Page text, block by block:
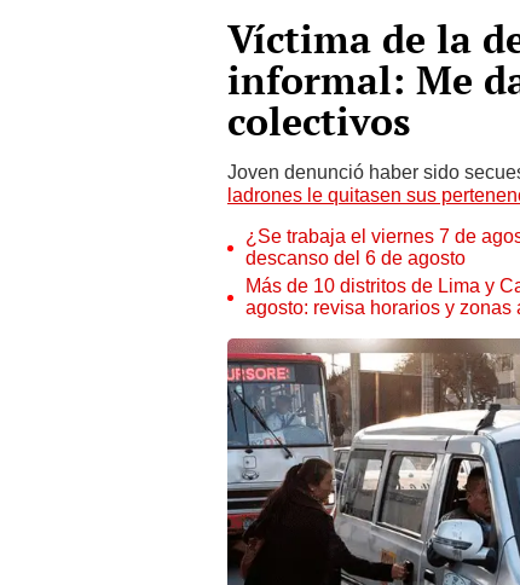
Víctima de la
informal: Me
colectivos
Joven denunció haber sido
ladrones le quitasen sus
¿Se trabaja el viernes 7 de
descanso del 6 de agosto
Más de 10 distritos de Lima y
agosto: revisa horarios y zonas